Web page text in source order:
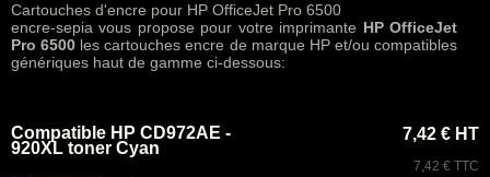
Cartouches d'encre pour HP OfficeJet Pro 6500
encre-sepia vous propose pour votre imprimante HP OfficeJet
Pro 6500 les cartouches encre de marque HP et/ou compatibles
génériques haut de gamme ci-dessous:
Compatible HP CD972AE -
920XL toner Cyan
7,42 € HT
7,42 € TTC